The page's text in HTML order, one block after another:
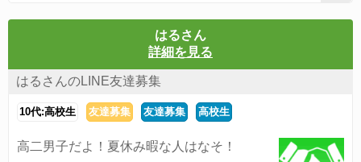
はるさん
詳細を見る
はるさんのLINE友達募集
10代:高校生 友達募集 友達募集 高校生
高二男子だよ！夏休み暇な人はなそ！